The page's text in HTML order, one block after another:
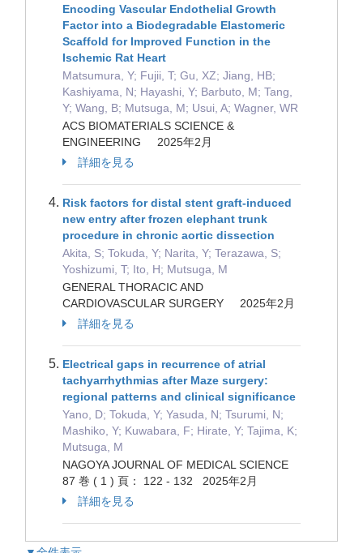
Encoding Vascular Endothelial Growth
Factor into a Biodegradable Elastomeric
Scaffold for Improved Function in the
Ischemic Rat Heart
Matsumura, Y; Fujii, T; Gu, XZ; Jiang, HB;
Kashiyama, N; Hayashi, Y; Barbuto, M; Tang,
Y; Wang, B; Mutsuga, M; Usui, A; Wagner, WR
ACS BIOMATERIALS SCIENCE &
ENGINEERING 2025年2月
詳細を見る
Risk factors for distal stent graft-induced
new entry after frozen elephant trunk
procedure in chronic aortic dissection
Akita, S; Tokuda, Y; Narita, Y; Terazawa, S;
Yoshizumi, T; Ito, H; Mutsuga, M
GENERAL THORACIC AND
CARDIOVASCULAR SURGERY 2025年2月
詳細を見る
Electrical gaps in recurrence of atrial
tachyarrhythmias after Maze surgery:
regional patterns and clinical significance
Yano, D; Tokuda, Y; Yasuda, N; Tsurumi, N;
Mashiko, Y; Kuwabara, F; Hirate, Y; Tajima, K;
Mutsuga, M
NAGOYA JOURNAL OF MEDICAL SCIENCE
87 巻 ( 1 ) 頁： 122 - 132 2025年2月
詳細を見る